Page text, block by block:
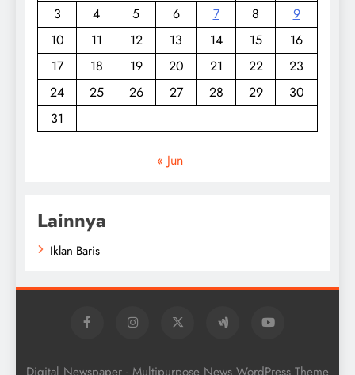
3
4 5 6 7 8
9
10
11 12 13 14 15
16
17
18 19 20 21 22
23
24
25 26 27 28 29
30
31
« Jun
Lainnya
Iklan Baris